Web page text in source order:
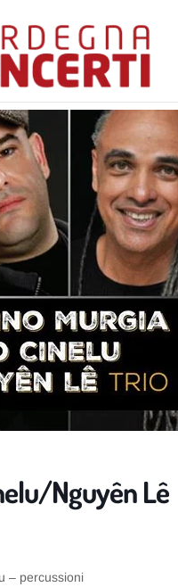
Nguyên Lê
– percussioni